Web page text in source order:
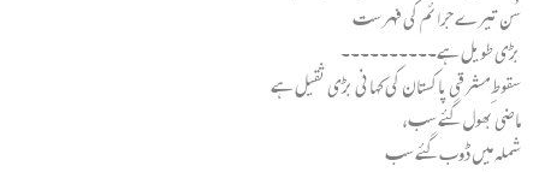
سُن تیرے جرائم کی فہرست
بڑی طویل ہے۔۔۔۔۔۔۔۔۔۔
سقوطِ مشرقی پاکستان کی کہانی بڑی ثقیل ہے
ماضی بھول گئے سب،
شملہ میں ڈوب گئے سب